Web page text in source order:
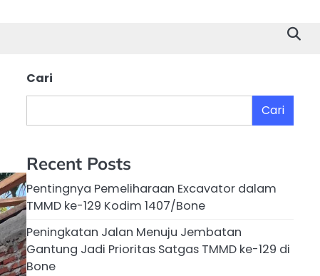
Cari
Cari
Recent Posts
Pentingnya Pemeliharaan Excavator dalam
TMMD ke-129 Kodim 1407/Bone
Peningkatan Jalan Menuju Jembatan
Gantung Jadi Prioritas Satgas TMMD ke-129 di
Bone